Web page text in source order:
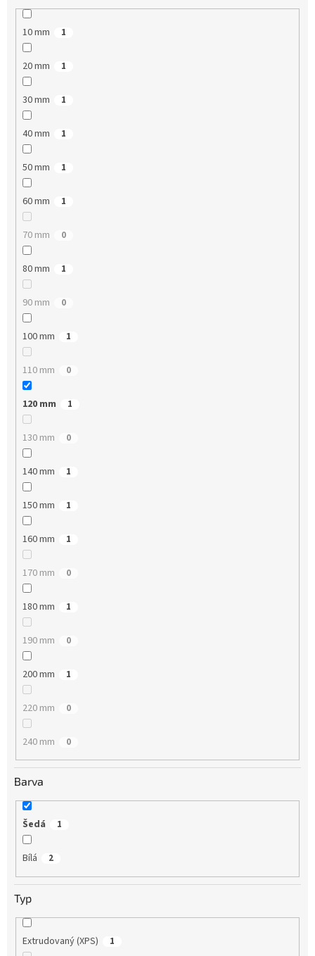
10 mm 1
20 mm 1
30 mm 1
40 mm 1
50 mm 1
60 mm 1
70 mm 0
80 mm 1
90 mm 0
100 mm 1
110 mm 0
120 mm 1
130 mm 0
140 mm 1
150 mm 1
160 mm 1
170 mm 0
180 mm 1
190 mm 0
200 mm 1
220 mm 0
240 mm 0
Barva
Šedá 1
Bílá 2
Typ
Extrudovaný (XPS) 1